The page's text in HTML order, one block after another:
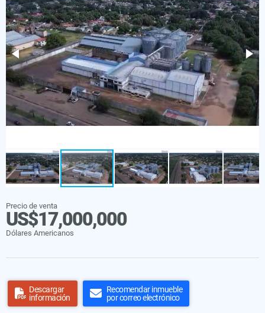
Precio de venta
US$17,000,000
Dólares Americanos
Descargar
información
Recomendar inmueble
por correo electrónico